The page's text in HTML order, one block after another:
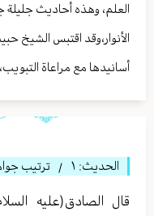
العلم، وهذه أحاديث جليلة
الأنوار،وقد اقتبس
أسانيدها مع مراعاة
الحديث: ١ / ترتيب
قال الصادق(عليه